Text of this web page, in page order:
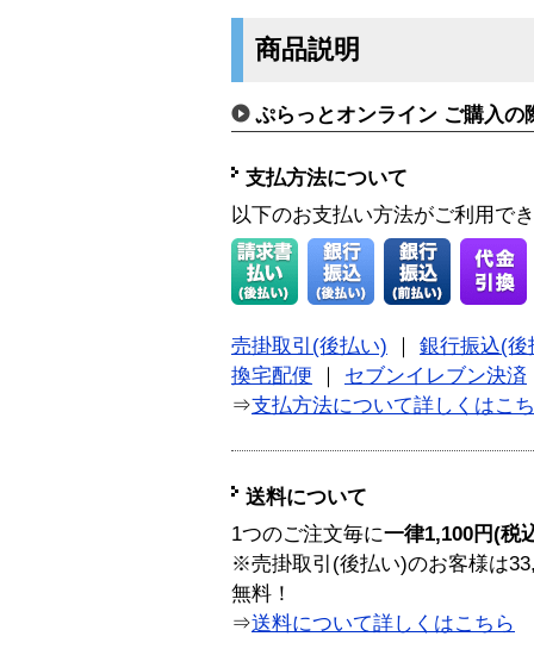
商品説明
ぷらっとオンライン ご購入の
支払方法について
以下のお支払い方法がご利用で
売掛取引(後払い)
銀行振込(後
換宅配便
セブンイレブン決済
⇒支払方法について詳しくはこ
送料について
1つのご注文毎に一律1,100円(税
※売掛取引(後払い)のお客様は
無料！
⇒送料について詳しくはこちら